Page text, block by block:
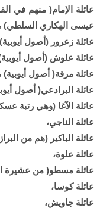
عائلة الإمام( منهم في
عيسى الهكاري السلطي)
عائلة زعرور (أصول
عائلة علوش (أصول
عائلة مرقة( أصول أيوبية)
عائلة البرادعي( أصول
عائلة الآغا (وهي رتبة
عائلة الناجي،
عائلة الباكير (هم من
عائلة علوة،
عائلة مسطو( من عشيرة
عائلة كوسا،
عائلة جاويش،